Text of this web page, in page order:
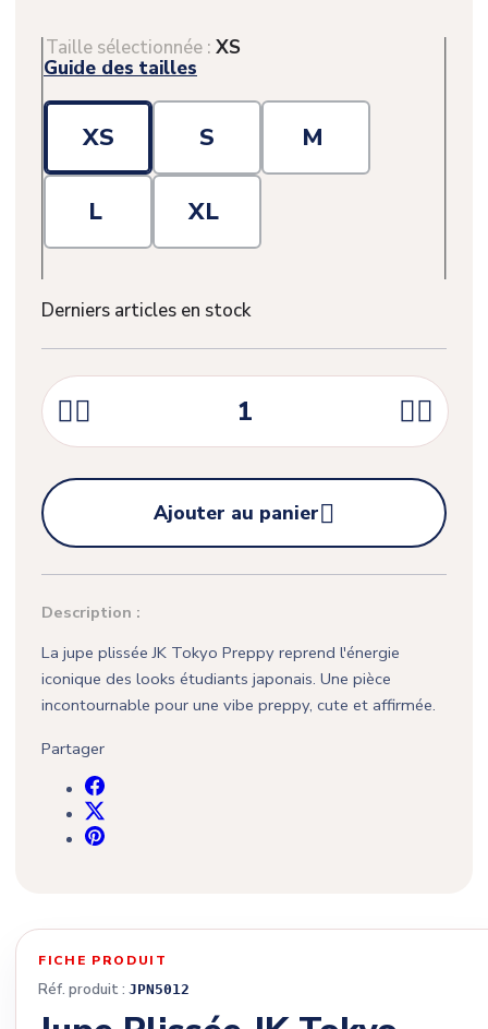
Taille sélectionnée : XS
Guide des tailles
XS S M
L XL
Derniers articles en stock
 

Ajouter au panier
Description :
La jupe plissée JK Tokyo Preppy reprend l'énergie
iconique des looks étudiants japonais. Une pièce
incontournable pour une vibe preppy, cute et affirmée.
Partager
FICHE PRODUIT
Réf. produit : JPN5012